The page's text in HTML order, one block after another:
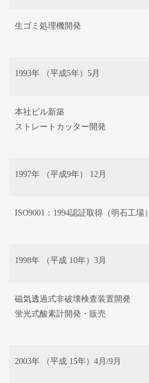
生ゴミ処理機開発
1993年 （平成5年）5月
本社ビル新築
ストレートカッター開発
1997年 （平成9年） 12月
ISO9001：1994認証取得（明石工場）
1998年 （平成 10年）3月
磁気透過式非破壊検査装置開発
蛍光式酸素計開発・販売
2003年 （平成 15年）4月/9月